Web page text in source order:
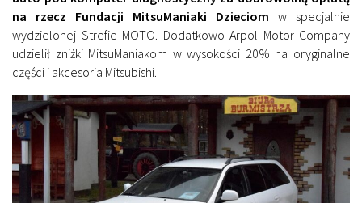
na rzecz Fundacji MitsuManiaki Dzieciom w specjalnie
wydzielonej Strefie MOTO. Dodatkowo Arpol Motor Company
udzielił zniżki MitsuManiakom w wysokości 20% na oryginalne
części i akcesoria Mitsubishi.